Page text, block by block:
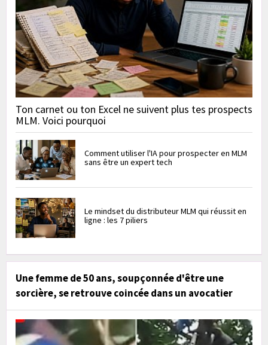
Ton carnet ou ton Excel ne suivent plus tes prospects
MLM. Voici pourquoi
Comment utiliser l'IA pour prospecter en MLM
sans être un expert tech
Le mindset du distributeur MLM qui réussit en
ligne : les 7 piliers
Une femme de 50 ans, soupçonnée d'être une
sorcière, se retrouve coincée dans un avocatier